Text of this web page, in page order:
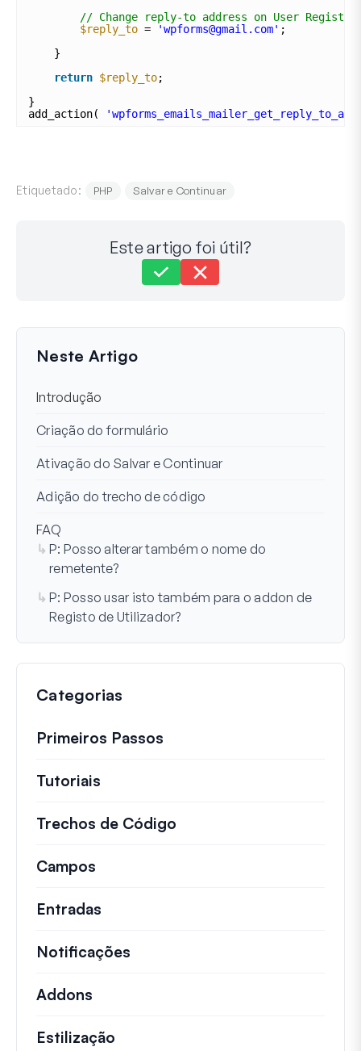
// Change reply-to address on User
$reply_to = 'wpforms@gmail.com' ;
}
return $reply_to;
}
add_action(
Etiquetado: PHP Salvar e Continuar
Este artigo foi útil?
Última Atualização em 02 de junho de 2025
Neste Artigo
Introdução
Criação do formulário
Ativação do Salvar e Continuar
Adição do trecho de código
FAQ
P: Posso alterar também o nome do
remetente?
P: Posso usar isto também para o addon de
Registo de Utilizador?
Categorias
Primeiros Passos
Tutoriais
Trechos de Código
Campos
Entradas
Notificações
Addons
Estilização